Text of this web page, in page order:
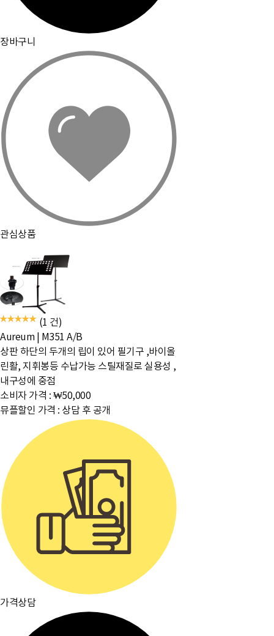
장바구니
관심상품
(1 건)
Aureum
M351 A/B
상판 하단의 두개의 립이 있어 필기구 ,바이올
린활, 지휘봉등 수납가능 스틸재질로 실용성 ,
내구성에 중점
소비자 가격 : ₩50,000
뮤플할인 가격 : 상담 후 공개
가격상담